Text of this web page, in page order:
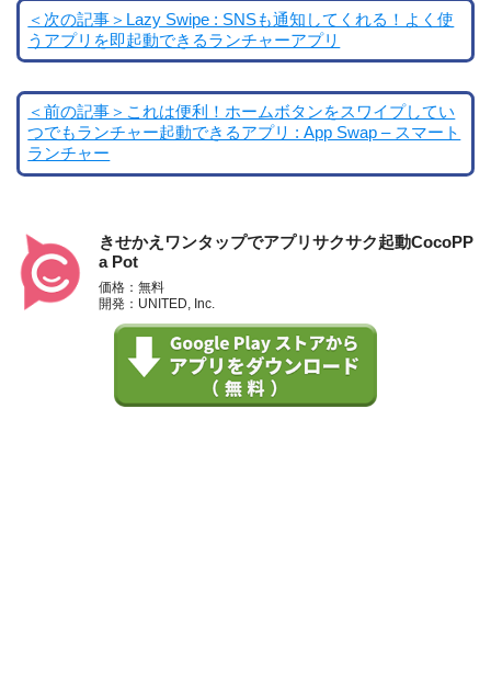
＜次の記事＞Lazy Swipe : SNSも通知してくれる！よく使
うアプリを即起動できるランチャーアプリ
＜前の記事＞これは便利！ホームボタンをスワイプしてい
つでもランチャー起動できるアプリ : App Swap – スマート
ランチャー
きせかえワンタップでアプリサクサク起動CocoPP
a Pot
価格：無料
開発：UNITED, Inc.